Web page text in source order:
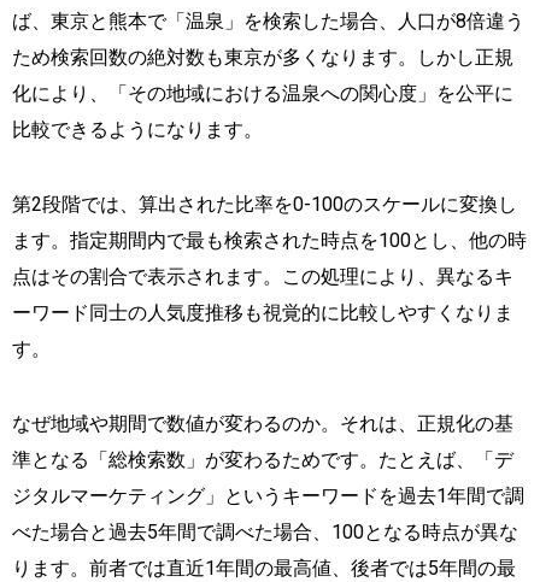
ば、東京と熊本で「温泉」を検索した場合、人口が8倍違う
ため検索回数の絶対数も東京が多くなります。しかし正規
化により、「その地域における温泉への関心度」を公平に
比較できるようになります。
第2段階では、算出された比率を0-100のスケールに変換し
ます。指定期間内で最も検索された時点を100とし、他の時
点はその割合で表示されます。この処理により、異なるキ
ーワード同士の人気度推移も視覚的に比較しやすくなりま
す。
なぜ地域や期間で数値が変わるのか。それは、正規化の基
準となる「総検索数」が変わるためです。たとえば、「デ
ジタルマーケティング」というキーワードを過去1年間で調
べた場合と過去5年間で調べた場合、100となる時点が異な
ります。前者では直近1年間の最高値、後者では5年間の最